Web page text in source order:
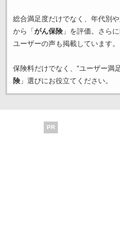
総合満足度だけでなく、年代別
から「 がん保険」を評価。さら
ユーザーの声も掲載しています。
保険料だけでなく、“ユーザー満
険」選びにお役立てください。
PR